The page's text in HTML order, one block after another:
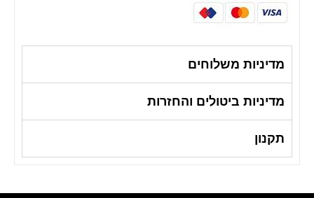
מדיניות משלוחים
מדיניות ביטולים והחזרות
תקנון